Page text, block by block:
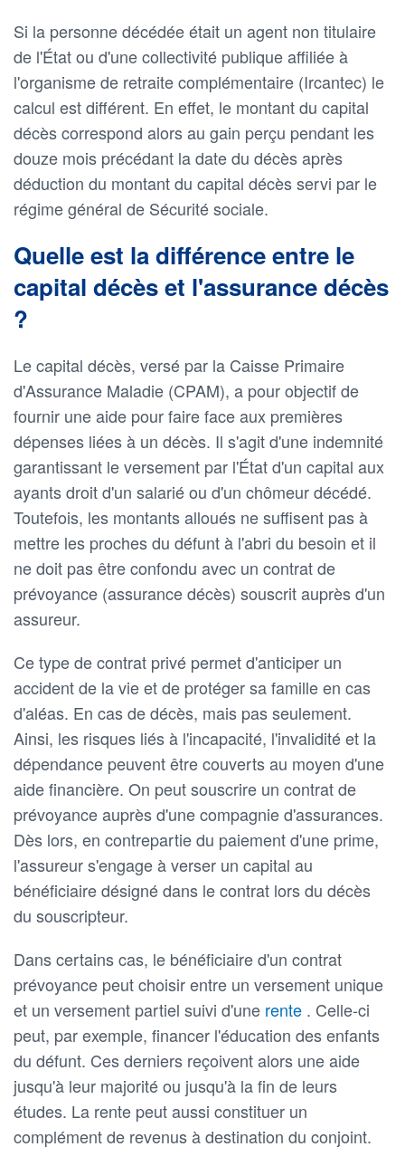
Si la personne décédée était un agent non titulaire
de l'État ou d'une collectivité publique affiliée à
l'organisme de retraite complémentaire (Ircantec) le
calcul est différent. En effet, le montant du capital
décès correspond alors au gain perçu pendant les
douze mois précédant la date du décès après
déduction du montant du capital décès servi par le
régime général de Sécurité sociale.
Quelle est la différence entre le
capital décès et l'assurance décès
?
Le capital décès, versé par la Caisse Primaire
d'Assurance Maladie (CPAM), a pour objectif de
fournir une aide pour faire face aux premières
dépenses liées à un décès. Il s'agit d'une indemnité
garantissant le versement par l'État d'un capital aux
ayants droit d'un salarié ou d'un chômeur décédé.
Toutefois, les montants alloués ne suffisent pas à
mettre les proches du défunt à l'abri du besoin et il
ne doit pas être confondu avec un contrat de
prévoyance (assurance décès) souscrit auprès d'un
assureur.
Ce type de contrat privé permet d'anticiper un
accident de la vie et de protéger sa famille en cas
d'aléas. En cas de décès, mais pas seulement.
Ainsi, les risques liés à l'incapacité, l'invalidité et la
dépendance peuvent être couverts au moyen d'une
aide financière. On peut souscrire un contrat de
prévoyance auprès d'une compagnie d'assurances.
Dès lors, en contrepartie du paiement d'une prime,
l'assureur s'engage à verser un capital au
bénéficiaire désigné dans le contrat lors du décès
du souscripteur.
Dans certains cas, le bénéficiaire d'un contrat
prévoyance peut choisir entre un versement unique
et un versement partiel suivi d'une rente . Celle-ci
peut, par exemple, financer l'éducation des enfants
du défunt. Ces derniers reçoivent alors une aide
jusqu'à leur majorité ou jusqu'à la fin de leurs
études. La rente peut aussi constituer un
complément de revenus à destination du conjoint.